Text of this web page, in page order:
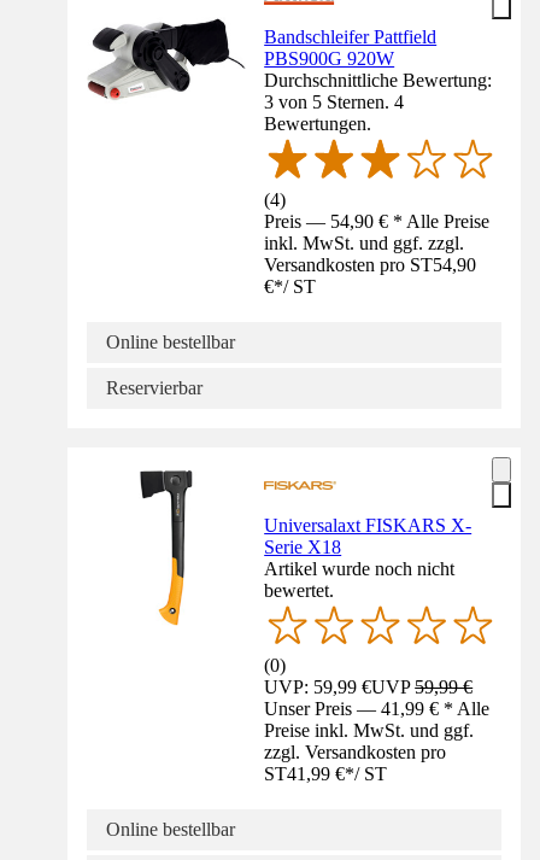
Bandschleifer Pattfield
PBS900G 920W
Durchschnittliche Bewertung:
3 von 5 Sternen. 4
Bewertungen.
(4)
Preis — 54,90 € * Alle Preise
inkl. MwSt. und ggf. zzgl.
Versandkosten pro ST54,90
€*/ ST
Online bestellbar
Reservierbar
Universalaxt FISKARS X-
Serie X18
Artikel wurde noch nicht
bewertet.
(0)
UVP: 59,99 €UVP59,99 €
Unser Preis — 41,99 € * Alle
Preise inkl. MwSt. und ggf.
zzgl. Versandkosten pro
ST41,99 €*/ ST
Online bestellbar